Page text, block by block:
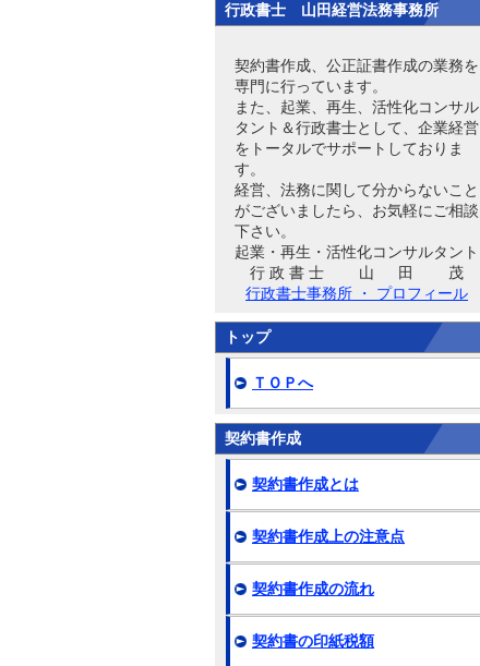
行政書士 山田経営法務事務所
契約書作成、公正証書作成の業務を
専門に行っています。
また、起業、再生、活性化コンサル
タント＆行政書士として、企業経営
をトータルでサポートしておりま
す。
経営、法務に関して分からないこと
がございましたら、お気軽にご相談
下さい。
起業・再生・活性化コンサルタント
行 政 書 士 山 田 茂
行政書士事務所 ・ プロフィール
トップ
ＴＯＰへ
契約書作成
契約書作成とは
契約書作成上の注意点
契約書作成の流れ
契約書の印紙税額